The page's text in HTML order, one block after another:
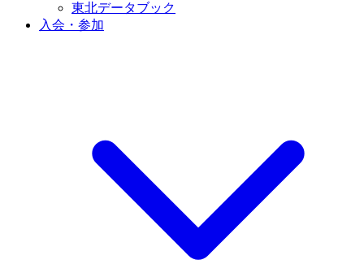
東北データブック
入会・参加